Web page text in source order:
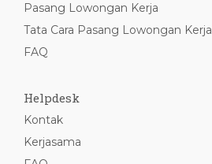
Pasang Lowongan Kerja
Tata Cara Pasang Lowongan Kerja
FAQ
Helpdesk
Kontak
Kerjasama